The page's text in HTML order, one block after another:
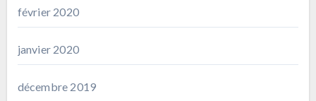
février 2020
janvier 2020
décembre 2019